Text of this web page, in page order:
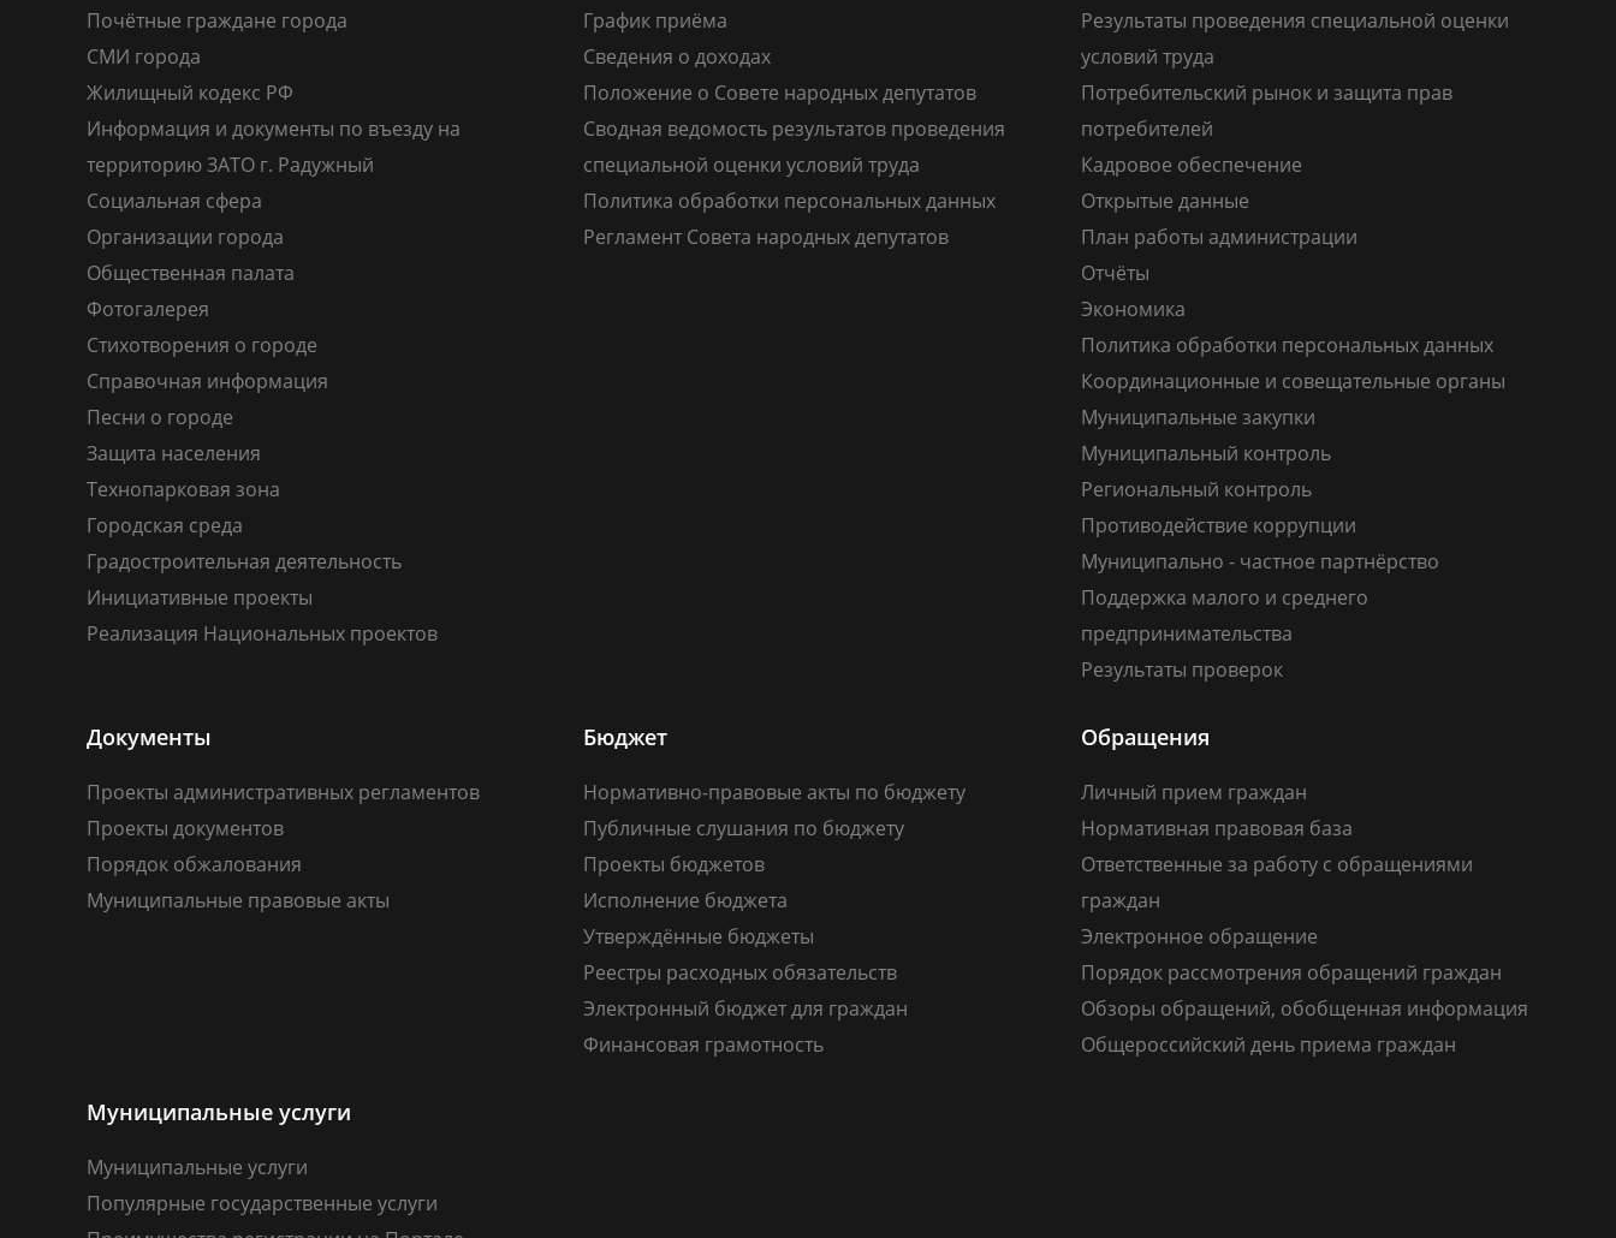
Почётные граждане города
СМИ города
Жилищный кодекс РФ
Информация и документы по въезду на
территорию ЗАТО г. Радужный
Социальная сфера
Организации города
Общественная палата
Фотогалерея
Стихотворения о городе
Справочная информация
Песни о городе
Защита населения
Технопарковая зона
Городская среда
Градостроительная деятельность
Инициативные проекты
Реализация Национальных проектов
График приёма
Сведения о доходах
Положение о Совете народных депутатов
Сводная ведомость результатов проведения
специальной оценки условий труда
Политика обработки персональных данных
Регламент Совета народных депутатов
Результаты проведения специальной оценки
условий труда
Потребительский рынок и защита прав
потребителей
Кадровое обеспечение
Открытые данные
План работы администрации
Отчёты
Экономика
Политика обработки персональных данных
Координационные и совещательные органы
Муниципальные закупки
Муниципальный контроль
Региональный контроль
Противодействие коррупции
Муниципально - частное партнёрство
Поддержка малого и среднего
предпринимательства
Результаты проверок
Документы
Проекты административных регламентов
Проекты документов
Порядок обжалования
Муниципальные правовые акты
Бюджет
Нормативно-правовые акты по бюджету
Публичные слушания по бюджету
Проекты бюджетов
Исполнение бюджета
Утверждённые бюджеты
Реестры расходных обязательств
Электронный бюджет для граждан
Финансовая грамотность
Обращения
Личный прием граждан
Нормативная правовая база
Ответственные за работу с обращениями
граждан
Электронное обращение
Порядок рассмотрения обращений граждан
Обзоры обращений, обобщенная информация
Общероссийский день приема граждан
Муниципальные услуги
Муниципальные услуги
Популярные государственные услуги